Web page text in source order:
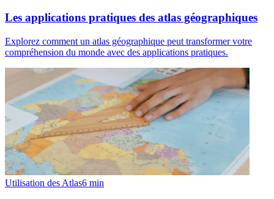
Les applications pratiques des atlas géographiques
Explorez comment un atlas géographique peut transformer votre
compréhension du monde avec des applications pratiques.
Utilisation des Atlas6 min